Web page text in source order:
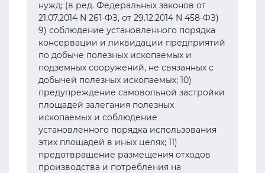
нужд; (в ред. Федеральных законов от
21.07.2014 N 261-ФЗ, от 29.12.2014 N 458-ФЗ)
9) соблюдение установленного порядка
консервации и ликвидации предприятий
по добыче полезных ископаемых и
подземных сооружений, не связанных с
добычей полезных ископаемых; 10)
предупреждение самовольной застройки
площадей залегания полезных
ископаемых и соблюдение
установленного порядка использования
этих площадей в иных целях; 11)
предотвращение размещения отходов
производства и потребления на